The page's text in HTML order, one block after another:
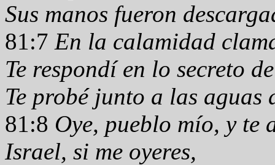
Sus manos fueron
81:7 En la calamidad
Te respondí en lo secreto
Te probé junto a las aguas
81:8 Oye, pueblo mío, y te
Israel, si me oyeres,